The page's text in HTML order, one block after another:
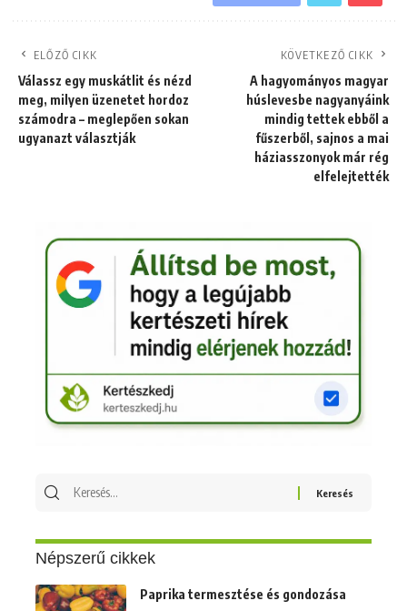
ELŐZŐ CIKK
Válassz egy muskátlit és nézd
meg, milyen üzenetet hordoz
számodra – meglepően sokan
ugyanazt választják
KÖVETKEZŐ CIKK
A hagyományos magyar
húslevesbe nagyanyáink
mindig tettek ebből a
fűszerből, sajnos a mai
háziasszonyok már rég
elfelejtették
Keresés
Népszerű cikkek
Paprika termesztése és gondozása